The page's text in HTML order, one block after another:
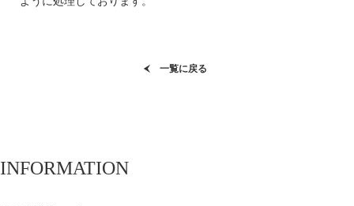
一覧に戻る
INFORMATION